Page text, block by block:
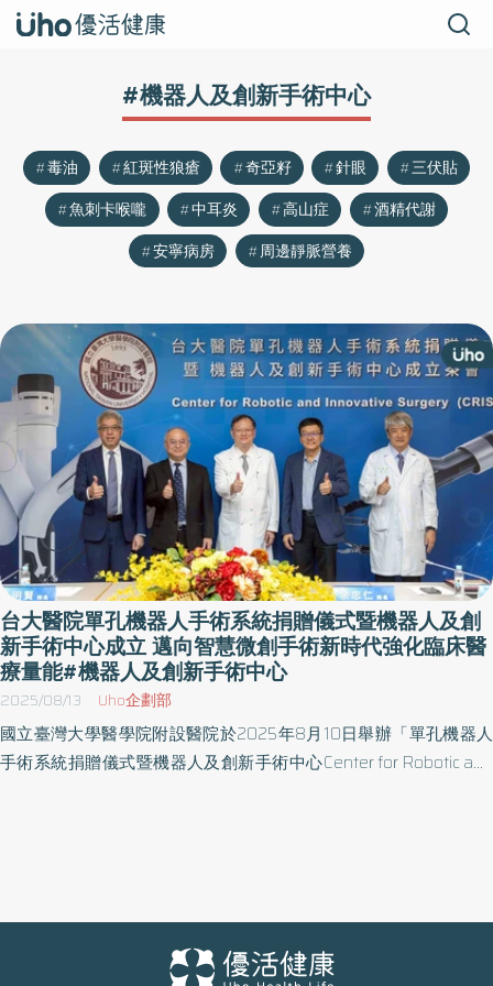
#機器人及創新手術中心
毒油 紅斑性狼瘡 奇亞籽 針眼
三伏貼
魚刺卡喉嚨
中耳炎 高山症
酒精代謝
安寧病房
周邊靜脈營養
台大醫院單孔機器人手術系統捐贈儀式暨機器人及創
新手術中心成立 邁向智慧微創手術新時代強化臨床醫
療量能#機器人及創新手術中心
2025/08/13 Uho企劃部
國立臺灣大學醫學院附設醫院於2025年8月10日舉辦「單孔機器人
手術系統捐贈儀式暨機器人及創新手術中心Center for Robotic and
胸腔外科、婦產科、耳鼻喉科等多個臨床領域。至2025年7月止，